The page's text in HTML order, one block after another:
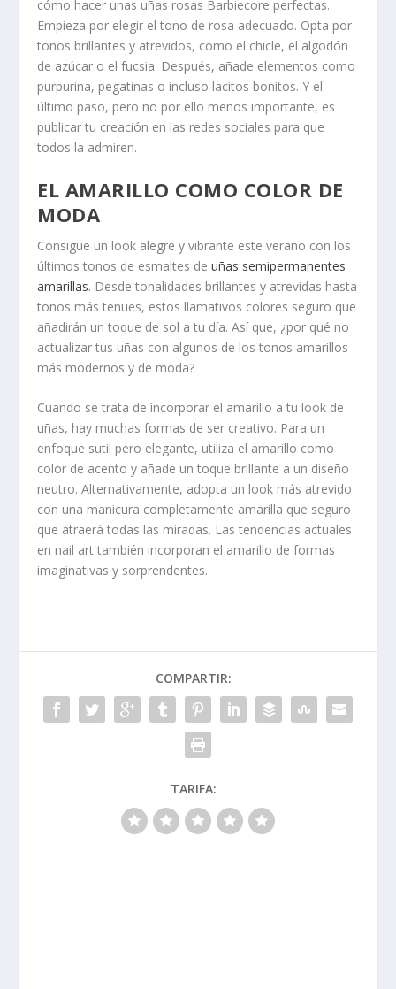
cómo hacer unas uñas rosas Barbiecore perfectas.
Empieza por elegir el tono de rosa adecuado. Opta por
tonos brillantes y atrevidos, como el chicle, el algodón
de azúcar o el fucsia. Después, añade elementos como
purpurina, pegatinas o incluso lacitos bonitos. Y el
último paso, pero no por ello menos importante, es
publicar tu creación en las redes sociales para que
todos la admiren.
EL AMARILLO COMO COLOR DE
MODA
Consigue un look alegre y vibrante este verano con los
últimos tonos de esmaltes deuñas semipermanentes
amarillas. Desde tonalidades brillantes y atrevidas hasta
tonos más tenues, estos llamativos colores seguro que
añadirán un toque de sol a tu día. Así que, ¿por qué no
actualizar tus uñas con algunos de los tonos amarillos
más modernos y de moda?
Cuando se trata de incorporar el amarillo a tu look de
uñas, hay muchas formas de ser creativo. Para un
enfoque sutil pero elegante, utiliza el amarillo como
color de acento y añade un toque brillante a un diseño
neutro. Alternativamente, adopta un look más atrevido
con una manicura completamente amarilla que seguro
que atraerá todas las miradas. Las tendencias actuales
en nail art también incorporan el amarillo de formas
imaginativas y sorprendentes.
COMPARTIR:
TARIFA: